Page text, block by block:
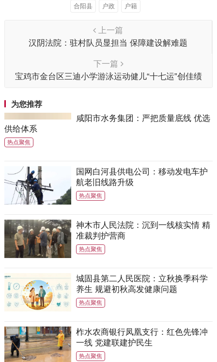
合阳县 户政 户籍
上一篇
汉阴法院：驻村队员显担当 保障建设解难题
下一篇
宝鸡市金台区三迪小学游泳运动健儿“十七运”创佳绩
为您推荐
咸阳市水务集团：严把质量底线 优选
供给体系
热点聚焦
国网白河县供电公司：移动发电车护
航老旧线路升级
热点聚焦
神木市人民法院：沉到一线核实情 精
准裁判护营商
热点聚焦
城固县第二人民医院：立秋换季科学
养生 规避初秋高发健康问题
热点聚焦
柞水农商银行凤凰支行：红色先锋冲
一线 党建联建护民生
热点聚焦